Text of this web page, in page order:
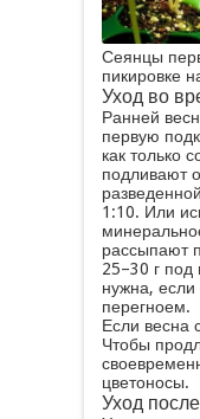
Сеянцы
пикировке
Уход во
Ранней
первую
как только
подливают
1:10. Или
рассыпают
25–30 г под
нужна,
перегноем.
Если весна
Чтобы
цветоносы.
Уход